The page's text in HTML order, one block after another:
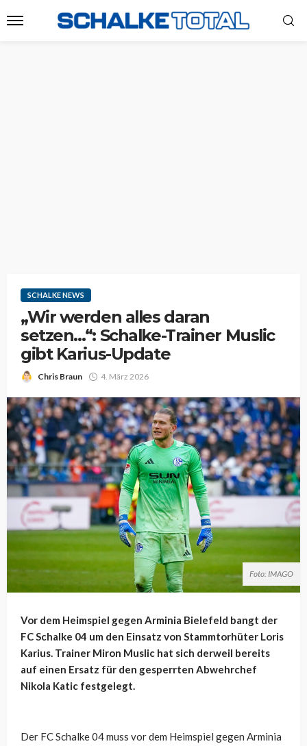
SCHALKE NEWS
„Wir werden alles daran
setzen…“: Schalke-Trainer Muslic
gibt Karius-Update
Chris Braun 4. März 2026
Foto: IMAGO
Vor dem Heimspiel gegen Arminia Bielefeld bangt der
FC Schalke 04 um den Einsatz von Stammtorhüter Loris
Karius. Trainer Miron Muslic hat sich derweil bereits
auf einen Ersatz für den gesperrten Abwehrchef
Nikola Katic festgelegt.
Der FC Schalke 04 muss vor dem Heimspiel gegen Arminia